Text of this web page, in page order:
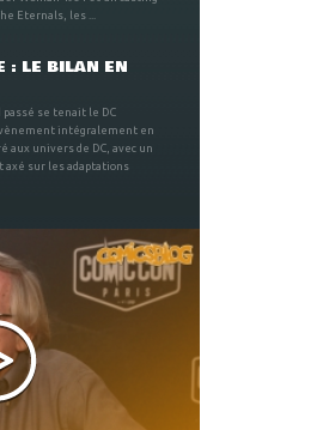
Eternals, les ...
: LE BILAN EN
passé se tenait le DC
intégralement en
aux univers de DC, avec un
sur les adaptations